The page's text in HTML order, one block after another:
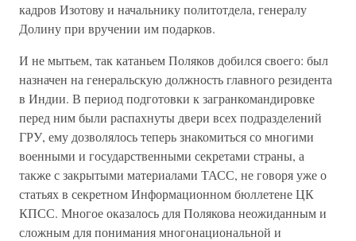
кадров Изотову и начальнику политотдела, генералу
Долину при вручении им подарков.
И не мытьем, так катаньем Поляков добился своего: был
назначен на генеральскую должность главного резидента
в Индии. В период подготовки к загранкомандировке
перед ним были распахнуты двери всех подразделений
ГРУ, ему дозволялось теперь знакомиться со многими
военными и государственными секретами страны, а
также с закрытыми материалами ТАСС, не говоря уже о
статьях в секретном Информационном бюллетене ЦК
КПСС. Многое оказалось для Полякова неожиданным и
сложным для понимания многонациональной и